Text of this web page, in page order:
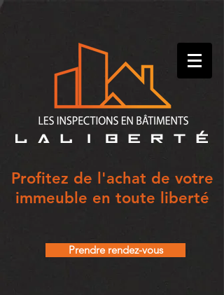
Prendre rendez-vous
Profitez de l'achat de votre
immeuble en toute liberté